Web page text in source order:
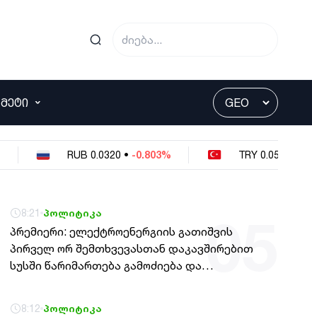
ᲛᲔᲢᲘ
RUB 0.0320 • -0.803% TRY 0.0549 • -0.364%
დანაშაულის ჩადენა დააბრალეს
მასკმა უკრაინას რუსეთზე საჰაერო
დანიშნული ჰყავთ მის პატრონებს მთავარ
რუსოფობად, გამოდიოდა 2008-2012 წლებში
მიესალმებოდნენ, 2008-2012 წლებში რომ
გამოდიოდი და მიესალმებოდი რუს
ტურისტსაც, რუსულ ფულსაც და ყველაფერ
რუსულს და ახლა ქორწილებს რომ აქციებს
სამარცხვინო ბედი
04
8:21 პოლიტიკა
პრემიერი: ელექტროენერგიის გათიშვის
პირველ ორ შემთხვევასთან დაკავშირებით
სუსში წარიმართება გამოძიება და 05
8:12 პოლიტიკა